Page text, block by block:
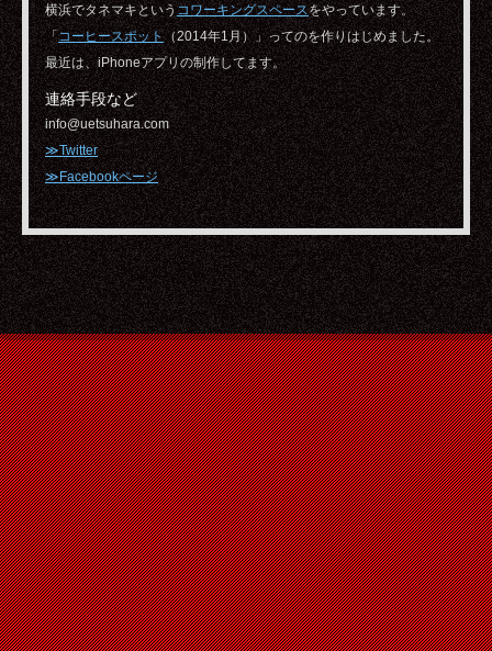
横浜でタネマキというコワーキングスペースをやっています。
「コーヒースポット（2014年1月）」ってのを作りはじめました。
最近は、iPhoneアプリの制作してます。
連絡手段など
info@uetsuhara.com
≫Twitter
≫Facebookページ